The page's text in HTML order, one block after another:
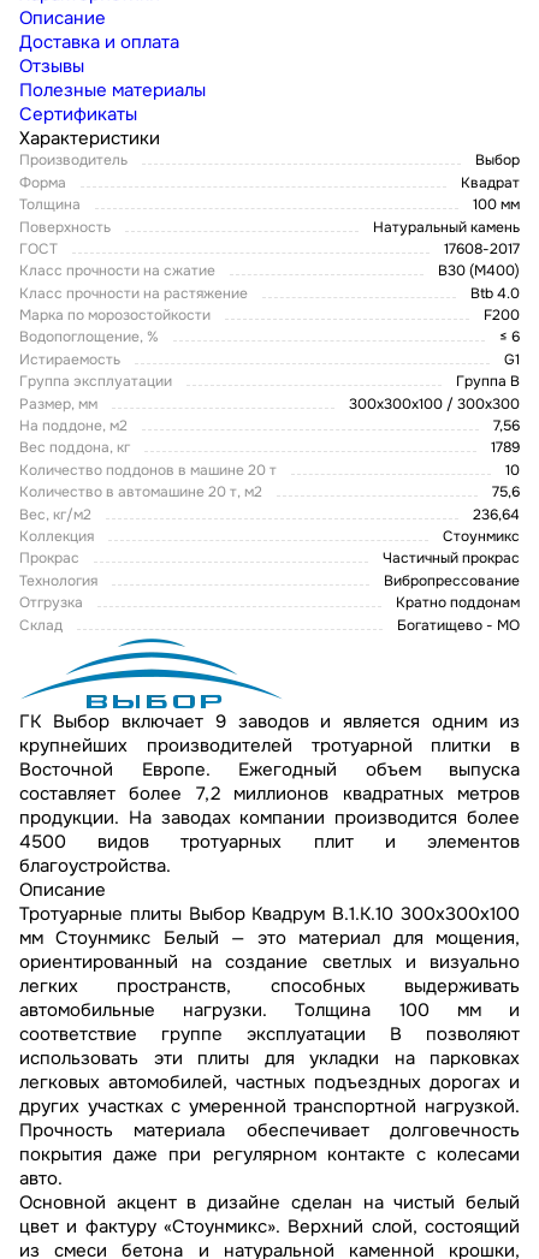
Описание
Доставка и оплата
Отзывы
Полезные материалы
Сертификаты
Характеристики
Производитель
Выбор
Форма
Квадрат
Толщина
100 мм
Поверхность
Натуральный камень
ГОСТ
17608-2017
Класс прочности на сжатие
В30 (М400)
Класс прочности на растяжение
Btb 4.0
Марка по морозостойкости
F200
Водопоглощение, %
≤ 6
Истираемость
G1
Группа эксплуатации
Группа В
Размер, мм
300х300х100 / 300х300
На поддоне, м2
7,56
Вес поддона, кг
1789
Количество поддонов в машине 20 т
10
Количество в автомашине 20 т, м2
75,6
Вес, кг/м2
236,64
Коллекция
Стоунмикс
Прокрас
Частичный прокрас
Технология
Вибропрессование
Отгрузка
Кратно поддонам
Склад
Богатищево - МО
ГК Выбор включает 9 заводов и является одним из
крупнейших производителей тротуарной плитки в
Восточной Европе. Ежегодный объем выпуска
составляет более 7,2 миллионов квадратных метров
продукции. На заводах компании производится более
4500 видов тротуарных плит и элементов
благоустройства.
Описание
Тротуарные плиты Выбор Квадрум В.1.К.10 300х300х100
мм Стоунмикс Белый — это материал для мощения,
ориентированный на создание светлых и визуально
легких пространств, способных выдерживать
автомобильные нагрузки. Толщина 100 мм и
соответствие группе эксплуатации В позволяют
использовать эти плиты для укладки на парковках
легковых автомобилей, частных подъездных дорогах и
других участках с умеренной транспортной нагрузкой.
Прочность материала обеспечивает долговечность
покрытия даже при регулярном контакте с колесами
авто.
Основной акцент в дизайне сделан на чистый белый
цвет и фактуру «Стоунмикс». Верхний слой, состоящий
из смеси бетона и натуральной каменной крошки,